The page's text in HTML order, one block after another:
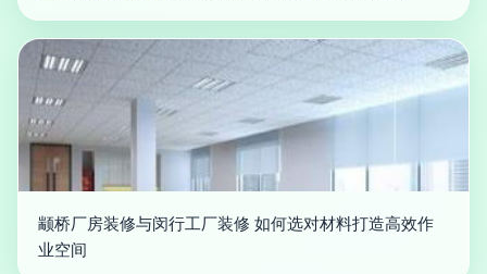
颛桥厂房装修与闵行工厂装修 如何选对材料打造高效作
业空间